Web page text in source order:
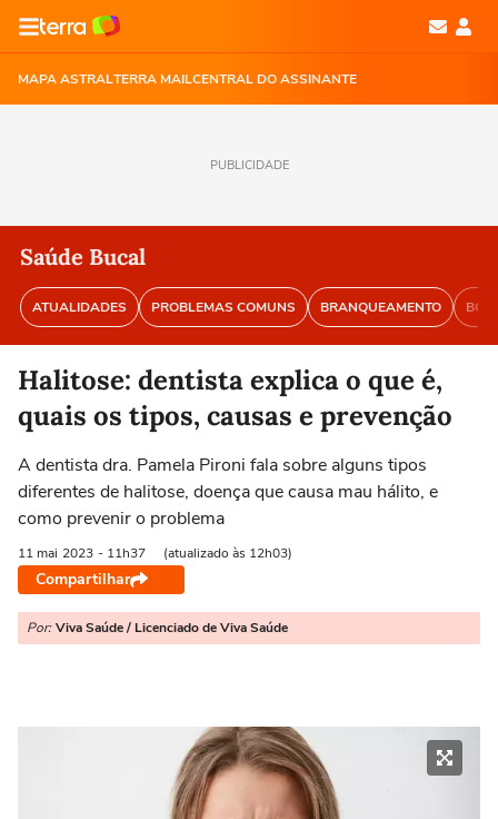
MAPA ASTRALTERRA MAILCENTRAL DO ASSINANTE
PUBLICIDADE
Saúde Bucal
ATUALIDADES PROBLEMAS COMUNS BRANQUEAMENTO BOA
Halitose: dentista explica o que é,
quais os tipos, causas e prevenção
A dentista dra. Pamela Pironi fala sobre alguns tipos
diferentes de halitose, doença que causa mau hálito, e
como prevenir o problema
11 mai 2023 - 11h37 (atualizado às 12h03)
Compartilhar
Por: Viva Saúde / Licenciado de Viva Saúde